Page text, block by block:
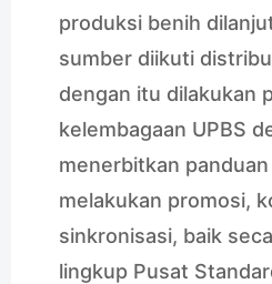
produksi benih
sumber diikuti
dengan itu dilakukan
kelembagaan UPBS
menerbitkan
melakukan promosi,
sinkronisasi, baik
lingkup Pusat